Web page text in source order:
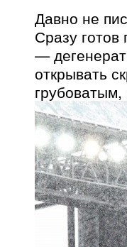
Давно не
Сразу готов
—
открывать